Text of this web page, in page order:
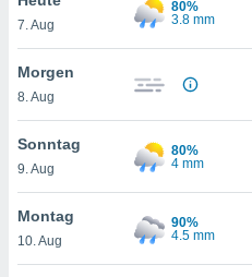
oder
Partner
es uns
das
der
Profil zu
Ihnen
7. Aug
80%
3.8 mm
Morgen
8. Aug
Sonntag
9. Aug
80%
4 mm
Montag
10. Aug
90%
4.5 mm